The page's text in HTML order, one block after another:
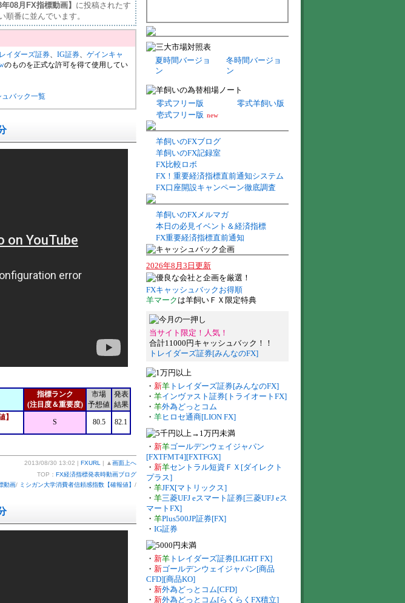
年08月FX指標動画】 に投稿されたす
番に並んでいます。
イダーズ証券、 IG証券、 ゲインキャ
のものを正式な許可を得て使用してい
バック一覧
指標ランク
(注目度＆重要度)
市場
予想値
発表
結果
】
S 80.5 82.1
2013/08/30 13:02 | FXURL | ▲ 画面上へ
TOP： FX経済指標発表時動画ブログ
動画/ ミシガン大学消費者信頼感指数【確報値】 /
夏時間バージョ
ン
冬時間バージョ
ン
零式フリー版
零式羊飼い版
壱式フリー版 new
羊飼いのFXブログ
羊飼いのFX記録室
FX比較ロボ
FX！重要経済指標直前通知システム
FX口座開設キャンペーン徹底調査
羊飼いのFXメルマガ
本日の必見イベント＆経済指標
FX重要経済指標直前通知
2026年8月3日更新
FXキャッシュバックお得順
羊マーク は羊飼いＦＸ限定特典
当サイト限定！人気！
合計11000円キャッシュバック！！
トレイダーズ証券[みんなのFX]
・ 新羊 トレイダーズ証券[みんなのFX]
・ 羊インヴァスト証券[トライオートFX]
・ 羊外為どっとコム
・ 羊ヒロセ通商[LION FX]
・ 新羊ゴールデンウェイジャパン
[FXTFMT4][FXTFGX]
・ 新羊セントラル短資ＦＸ[ダイレクト
プラス]
・ 羊JFX[マトリックス]
・ 羊三菱UFJ eスマート証券[三菱UFJ eス
マートFX]
・ 羊Plus500JP証券[FX]
・ IG証券
・ 新羊 トレイダーズ証券[LIGHT FX]
・ 新ゴールデンウェイジャパン[商品
CFD][商品KO]
・ 新外為どっとコム[CFD]
・ 新外為どっとコム[らくらくFX積立]